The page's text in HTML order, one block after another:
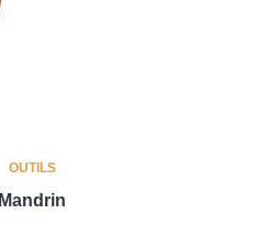
OUTILS
Mandrin